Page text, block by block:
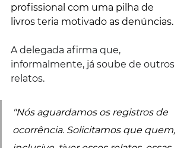
profissional com uma pilha de
livros teria motivado as denúncias.
A delegada afirma que,
informalmente, já soube de outros
relatos.
"Nós aguardamos os registros de
ocorrência. Solicitamos que quem,